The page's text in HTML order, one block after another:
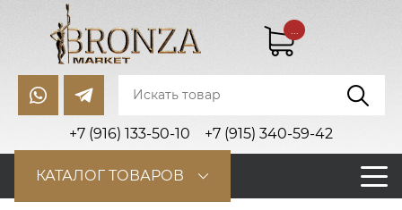
+7 (916) 133-50-10 +7 (915) 340-59-42
...
КАТАЛОГ ТОВАРОВ